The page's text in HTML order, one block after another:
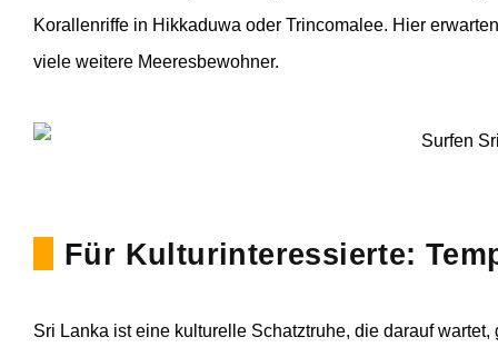
Korallenriffe in Hikkaduwa oder Trincomalee. Hier
viele weitere Meeresbewohner.
Für Kulturinteressierte:
Sri Lanka ist eine kulturelle Schatztruhe, die darauf